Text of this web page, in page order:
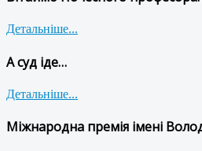
Детальніше...
А суд іде…
Детальніше...
Міжнародна премія імені